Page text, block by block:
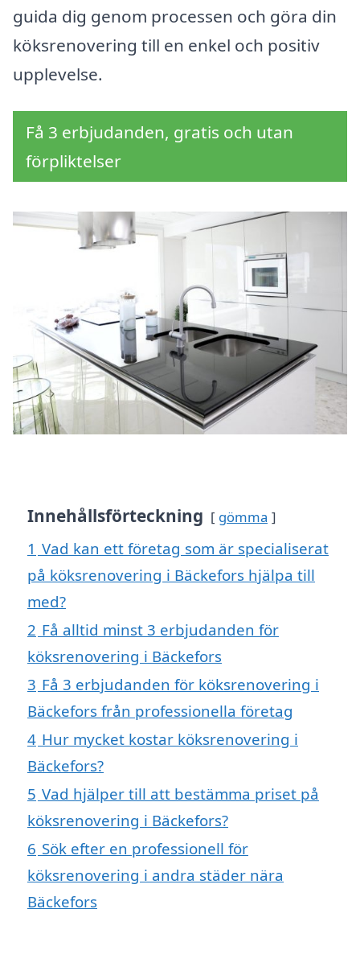
guida dig genom processen och göra din
köksrenovering till en enkel och positiv
upplevelse.
Få 3 erbjudanden, gratis och utan
förpliktelser
Innehållsförteckning gömma
1 Vad kan ett företag som är specialiserat
på köksrenovering i Bäckefors hjälpa till
med?
2 Få alltid minst 3 erbjudanden för
köksrenovering i Bäckefors
3 Få 3 erbjudanden för köksrenovering i
Bäckefors från professionella företag
4 Hur mycket kostar köksrenovering i
Bäckefors?
5 Vad hjälper till att bestämma priset på
köksrenovering i Bäckefors?
6 Sök efter en professionell för
köksrenovering i andra städer nära
Bäckefors